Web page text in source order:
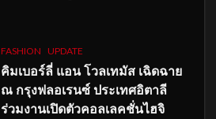
FASHION UPDATE
คิมเบอร์ลี่ แอน โวลเทมัส เฉิดฉาย
ณ กรุงฟลอเรนซ์ ประเทศอิตาลี
ร่วมงานเปิดตัวคอลเลคชั่นไฮจิ